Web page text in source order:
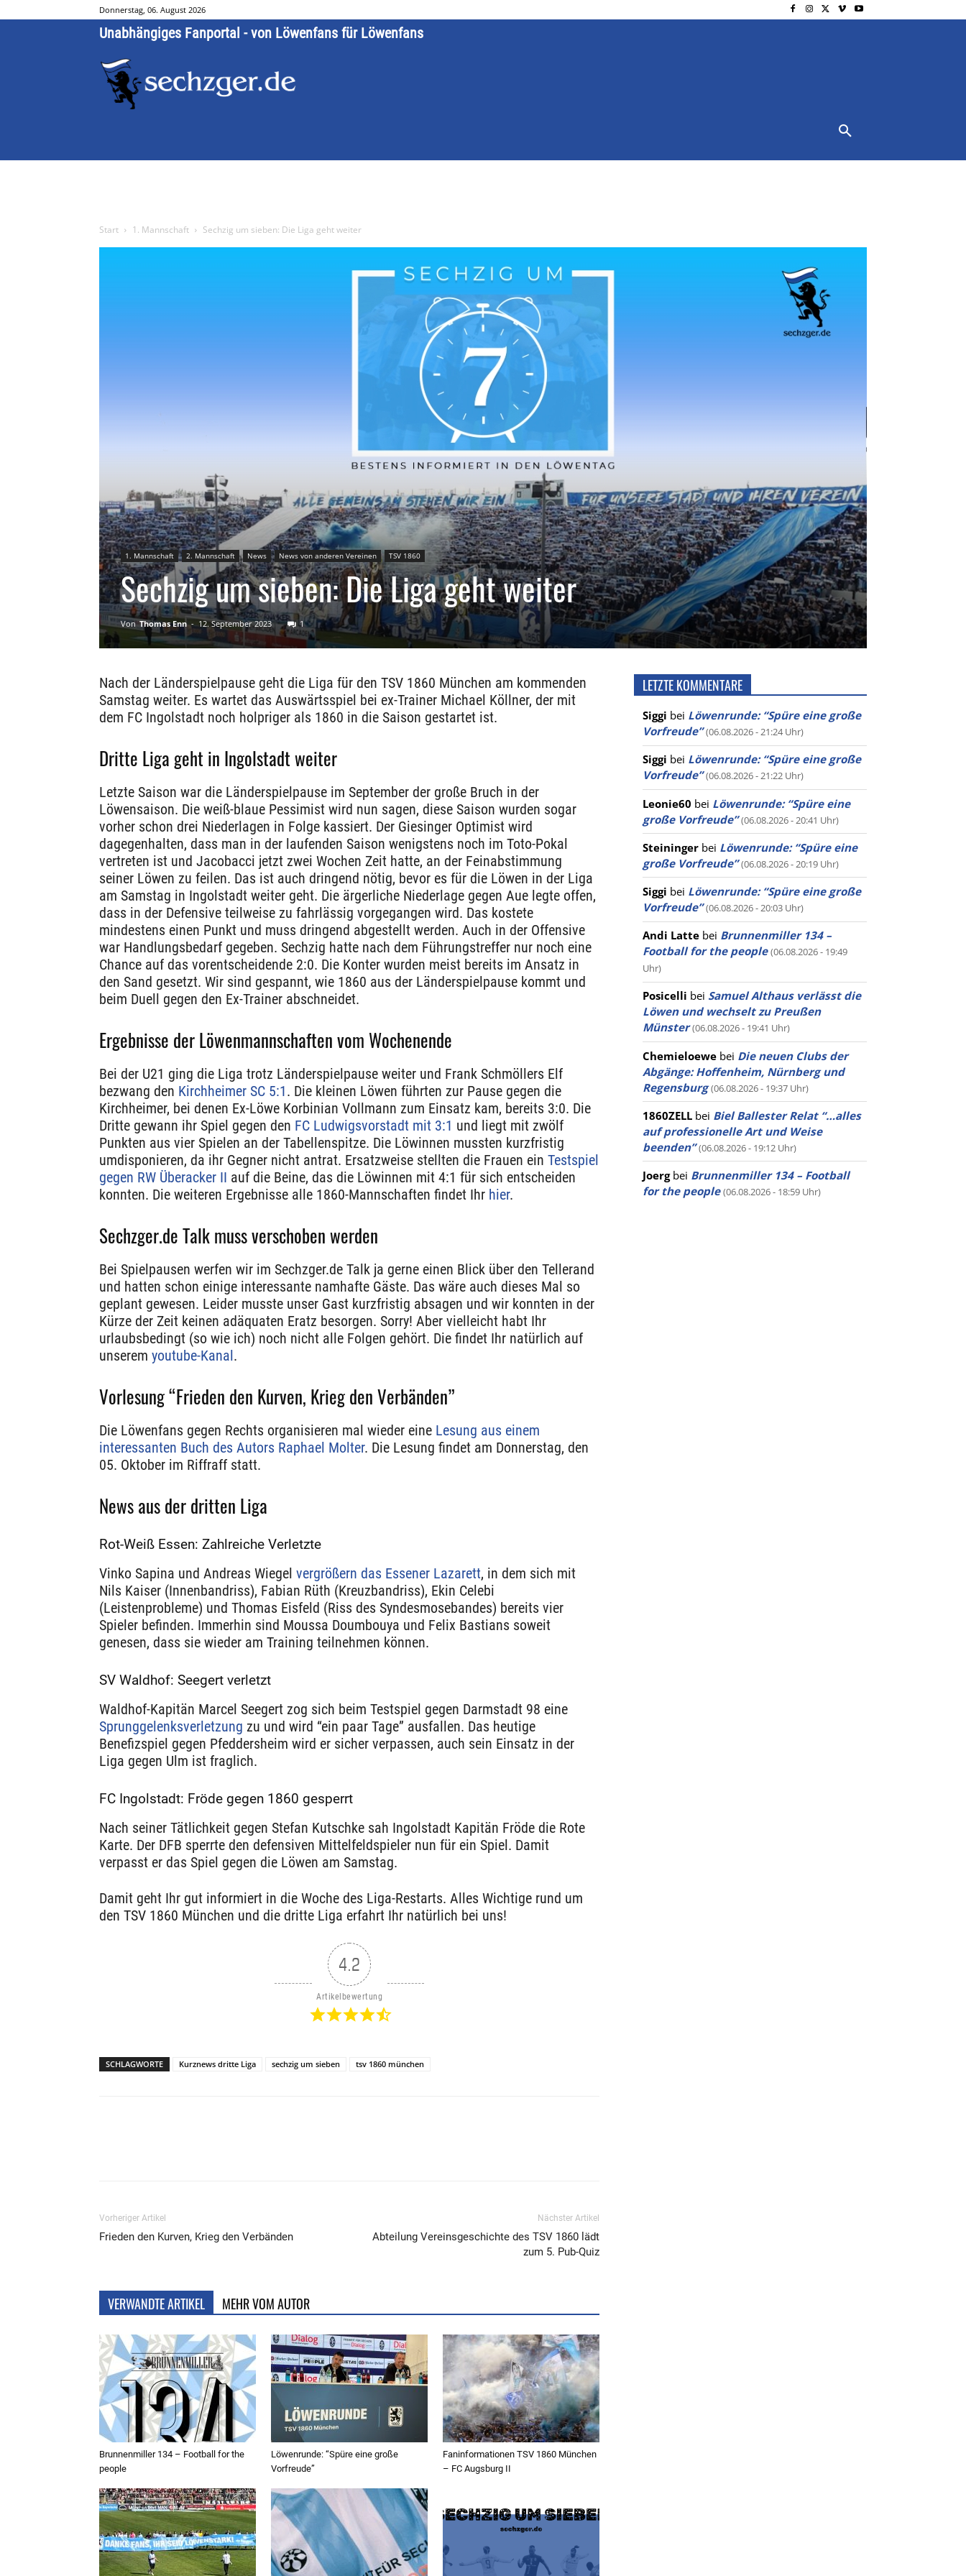
Donnerstag, 06. August 2026
Unabhängiges Fanportal - von Löwenfans für Löwenfans
Start 1. Mannschaft Sechzig um sieben: Die Liga geht weiter
1. Mannschaft 2. Mannschaft News News von anderen Vereinen TSV 1860
Sechzig um sieben: Die Liga geht weiter
Von Thomas Enn - 12. September 2023 1
Nach der Länderspielpause geht die Liga für den TSV 1860 München am kommenden
Samstag weiter. Es wartet das Auswärtsspiel bei ex-Trainer Michael Köllner, der mit
dem FC Ingolstadt noch holpriger als 1860 in die Saison gestartet ist.
Dritte Liga geht in Ingolstadt weiter
Letzte Saison war die Länderspielpause im September der große Bruch in der
Löwensaison. Die weiß-blaue Pessimist wird nun sagen, diese Saison wurden sogar
vorher schon drei Niederlagen in Folge kassiert. Der Giesinger Optimist wird
dagegenhalten, dass man in der laufenden Saison wenigstens noch im Toto-Pokal
vertreten ist und Jacobacci jetzt zwei Wochen Zeit hatte, an der Feinabstimmung
seiner Löwen zu feilen. Das ist auch dringend nötig, bevor es für die Löwen in der Liga
am Samstag in Ingolstadt weiter geht. Die ärgerliche Niederlage gegen Aue legte offen,
dass in der Defensive teilweise zu fahrlässig vorgegangen wird. Das kostete
mindestens einen Punkt und muss dringend abgestellt werden. Auch in der Offensive
war Handlungsbedarf gegeben. Sechzig hatte nach dem Führungstreffer nur noch eine
Chance auf das vorentscheidende 2:0. Die Konter wurden meist bereits im Ansatz in
den Sand gesetzt. Wir sind gespannt, wie 1860 aus der Länderspielpause kommt und
beim Duell gegen den Ex-Trainer abschneidet.
Ergebnisse der Löwenmannschaften vom Wochenende
Bei der U21 ging die Liga trotz Länderspielpause weiter und Frank Schmöllers Elf
bezwang den Kirchheimer SC 5:1. Die kleinen Löwen führten zur Pause gegen die
Kirchheimer, bei denen Ex-Löwe Korbinian Vollmann zum Einsatz kam, bereits 3:0. Die
Dritte gewann ihr Spiel gegen den FC Ludwigsvorstadt mit 3:1 und liegt mit zwölf
Punkten aus vier Spielen an der Tabellenspitze. Die Löwinnen mussten kurzfristig
umdisponieren, da ihr Gegner nicht antrat. Ersatzweise stellten die Frauen ein Testspiel
gegen RW Überacker II auf die Beine, das die Löwinnen mit 4:1 für sich entscheiden
konnten. Die weiteren Ergebnisse alle 1860-Mannschaften findet Ihr hier.
Sechzger.de Talk muss verschoben werden
Bei Spielpausen werfen wir im Sechzger.de Talk ja gerne einen Blick über den Tellerand
und hatten schon einige interessante namhafte Gäste. Das wäre auch dieses Mal so
geplant gewesen. Leider musste unser Gast kurzfristig absagen und wir konnten in der
Kürze der Zeit keinen adäquaten Eratz besorgen. Sorry! Aber vielleicht habt Ihr
urlaubsbedingt (so wie ich) noch nicht alle Folgen gehört. Die findet Ihr natürlich auf
unserem youtube-Kanal.
Vorlesung “Frieden den Kurven, Krieg den Verbänden”
Die Löwenfans gegen Rechts organisieren mal wieder eine Lesung aus einem
interessanten Buch des Autors Raphael Molter. Die Lesung findet am Donnerstag, den
05. Oktober im Riffraff statt.
News aus der dritten Liga
Rot-Weiß Essen: Zahlreiche Verletzte
Vinko Sapina und Andreas Wiegel vergrößern das Essener Lazarett, in dem sich mit
Nils Kaiser (Innenbandriss), Fabian Rüth (Kreuzbandriss), Ekin Celebi
(Leistenprobleme) und Thomas Eisfeld (Riss des Syndesmosebandes) bereits vier
Spieler befinden. Immerhin sind Moussa Doumbouya und Felix Bastians soweit
genesen, dass sie wieder am Training teilnehmen können.
SV Waldhof: Seegert verletzt
Waldhof-Kapitän Marcel Seegert zog sich beim Testspiel gegen Darmstadt 98 eine
Sprunggelenksverletzung zu und wird “ein paar Tage” ausfallen. Das heutige
Benefizspiel gegen Pfeddersheim wird er sicher verpassen, auch sein Einsatz in der
Liga gegen Ulm ist fraglich.
FC Ingolstadt: Fröde gegen 1860 gesperrt
Nach seiner Tätlichkeit gegen Stefan Kutschke sah Ingolstadt Kapitän Fröde die Rote
Karte. Der DFB sperrte den defensiven Mittelfeldspieler nun für ein Spiel. Damit
verpasst er das Spiel gegen die Löwen am Samstag.
Damit geht Ihr gut informiert in die Woche des Liga-Restarts. Alles Wichtige rund um
den TSV 1860 München und die dritte Liga erfahrt Ihr natürlich bei uns!
4.2
Artikelbewertung
SCHLAGWORTE Kurznews dritte Liga sechzig um sieben tsv 1860 münchen
Vorheriger Artikel
Frieden den Kurven, Krieg den Verbänden
Nächster Artikel
Abteilung Vereinsgeschichte des TSV 1860 lädt
zum 5. Pub-Quiz
VERWANDTE ARTIKEL MEHR VOM AUTOR
Brunnenmiller 134 – Football for the
people
Löwenrunde: “Spüre eine große
Vorfreude”
Faninformationen TSV 1860 München
– FC Augsburg II
LETZTE KOMMENTARE
Siggi bei Löwenrunde: “Spüre eine große
Vorfreude” (06.08.2026 - 21:24 Uhr)
Siggi bei Löwenrunde: “Spüre eine große
Vorfreude” (06.08.2026 - 21:22 Uhr)
Leonie60 bei Löwenrunde: “Spüre eine
große Vorfreude” (06.08.2026 - 20:41 Uhr)
Steininger bei Löwenrunde: “Spüre eine
große Vorfreude” (06.08.2026 - 20:19 Uhr)
Siggi bei Löwenrunde: “Spüre eine große
Vorfreude” (06.08.2026 - 20:03 Uhr)
Andi Latte bei Brunnenmiller 134 –
Football for the people (06.08.2026 - 19:49
Uhr)
Posicelli bei Samuel Althaus verlässt die
Löwen und wechselt zu Preußen
Münster (06.08.2026 - 19:41 Uhr)
Chemieloewe bei Die neuen Clubs der
Abgänge: Hoffenheim, Nürnberg und
Regensburg (06.08.2026 - 19:37 Uhr)
1860ZELL bei Biel Ballester Relat “…alles
auf professionelle Art und Weise
beenden” (06.08.2026 - 19:12 Uhr)
Joergbei Brunnenmiller 134 – Football
for the people (06.08.2026 - 18:59 Uhr)